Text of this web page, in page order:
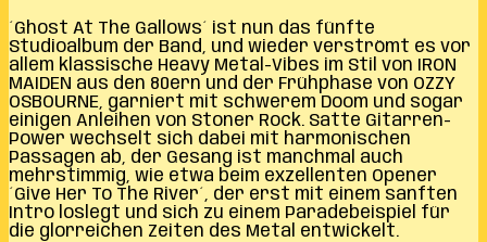
´Ghost At The Gallows´ ist nun das fünfte
Studioalbum der Band, und wieder verströmt es vor
allem klassische Heavy Metal-Vibes im Stil von IRON
MAIDEN aus den 80ern und der Frühphase von OZZY
OSBOURNE, garniert mit schwerem Doom und sogar
einigen Anleihen von Stoner Rock. Satte Gitarren-
Power wechselt sich dabei mit harmonischen
Passagen ab, der Gesang ist manchmal auch
mehrstimmig, wie etwa beim exzellenten Opener
´Give Her To The River´, der erst mit einem sanften
Intro loslegt und sich zu einem Paradebeispiel für
die glorreichen Zeiten des Metal entwickelt.